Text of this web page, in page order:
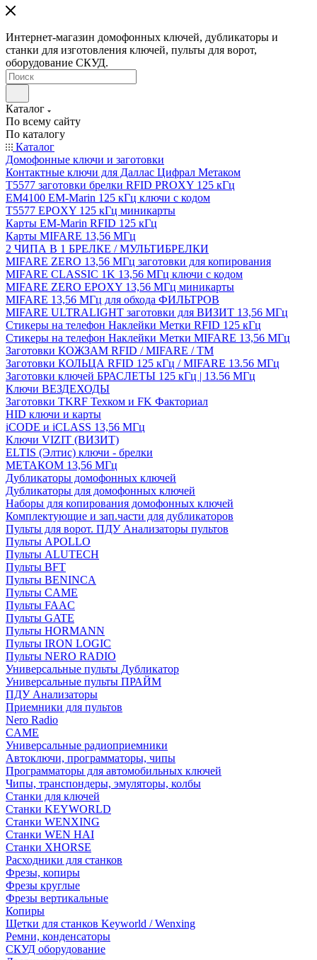
Интернет-магазин домофонных ключей, дубликаторы и
станки для изготовления ключей, пульты для ворот,
оборудование СКУД.
Каталог
По всему сайту
По каталогу
Каталог
Домофонные ключи и заготовки
Контактные ключи для Даллас Цифрал Метаком
T5577 заготовки брелки RFID PROXY 125 кГц
EM4100 EM-Marin 125 кГц ключи с кодом
T5577 EPOXY 125 кГц миникарты
Карты EM-Marin RFID 125 кГц
Карты MIFARE 13,56 МГц
2 ЧИПА В 1 БРЕЛКЕ / МУЛЬТИБРЕЛКИ
MIFARE ZERO 13,56 МГц заготовки для копирования
MIFARE CLASSIC 1K 13,56 МГц ключи с кодом
MIFARE ZERO EPOXY 13,56 МГц миникарты
MIFARE 13,56 МГц для обхода ФИЛЬТРОВ
MIFARE ULTRALIGHT заготовки для ВИЗИТ 13,56 МГц
Стикеры на телефон Наклейки Метки RFID 125 кГц
Стикеры на телефон Наклейки Метки MIFARE 13,56 МГц
Заготовки КОЖЗАМ RFID / MIFARE / TM
Заготовки КОЛЬЦА RFID 125 кГц / MIFARE 13.56 МГц
Заготовки ключей БРАСЛЕТЫ 125 кГц | 13.56 МГц
Ключи ВЕЗДЕХОДЫ
Заготовки TKRF Техком и FK Факториал
HID ключи и карты
iCODE и iCLASS 13,56 МГц
Ключи VIZIT (ВИЗИТ)
ELTIS (Элтис) ключи - брелки
МЕТАКОМ 13,56 МГц
Дубликаторы домофонных ключей
Дубликаторы для домофонных ключей
Наборы для копирования домофонных ключей
Комплектующие и зап.части для дубликаторов
Пульты для ворот. ПДУ Анализаторы пультов
Пульты APOLLO
Пульты ALUTECH
Пульты BFT
Пульты BENINCA
Пульты CAME
Пульты FAAC
Пульты GATE
Пульты HORMANN
Пульты IRON LOGIC
Пульты NERO RADIO
Универсальные пульты Дубликатор
Универсальные пульты ПРАЙМ
ПДУ Анализаторы
Приемники для пультов
Nero Radio
CAME
Универсальные радиоприемники
Автоключи, программаторы, чипы
Программаторы для автомобильных ключей
Чипы, транспондеры, эмуляторы, колбы
Станки для ключей
Станки KEYWORLD
Станки WENXING
Станки WEN HAI
Станки XHORSE
Расходники для станков
Фрезы, копиры
Фрезы круглые
Фрезы вертикальные
Копиры
Щетки для станков Keyworld / Wenxing
Ремни, конденсаторы
СКУД оборудование